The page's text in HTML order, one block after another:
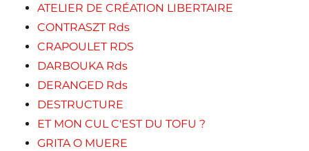
ATELIER DE CRÉATION LIBERTAIRE
CONTRASZT Rds
CRAPOULET RDS
DARBOUKA Rds
DERANGED Rds
DESTRUCTURE
ET MON CUL C'EST DU TOFU ?
GRITA O MUERE